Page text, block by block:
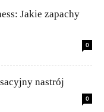
Jakie zapachy
0
nastrój
0